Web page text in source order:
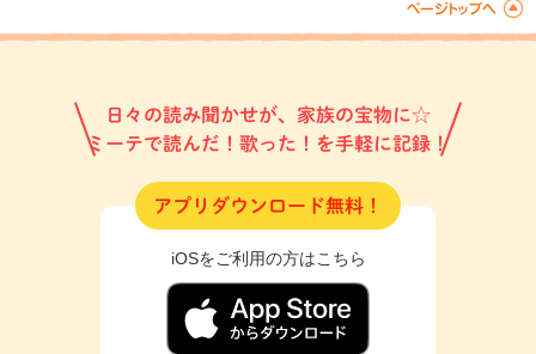
日々の読み聞かせが、家族の宝物に☆
ミーテで読んだ！歌った！を手軽に記録！
アプリダウンロード無料！
iOSをご利用の方はこちら